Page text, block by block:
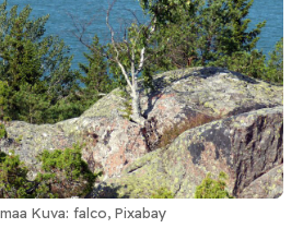
Kuva: falco, Pixabay